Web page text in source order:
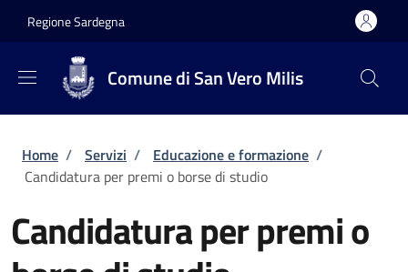
Regione Sardegna
Comune di San Vero Milis
Briciole di pane
Home / Servizi / Educazione e formazione /
Candidatura per premi o borse di studio
Candidatura per premi o